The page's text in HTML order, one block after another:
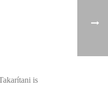
is